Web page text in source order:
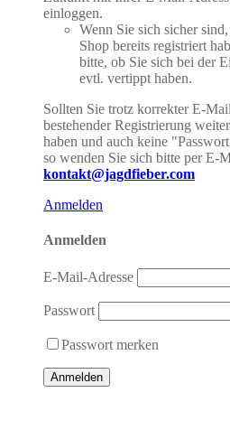
einloggen.
Wenn Sie sich sicher
Shop bereits registriert
bitte, ob Sie sich bei der
evtl. vertippt haben.
Sollten Sie trotz korrekter E-
bestehender Registrierung
haben und auch keine
so wenden Sie sich bitte per E-
kontakt@jagdfieber.com
Anmelden
Anmelden
E-Mail-Adresse
Passwort
Passwort merken
Anmelden